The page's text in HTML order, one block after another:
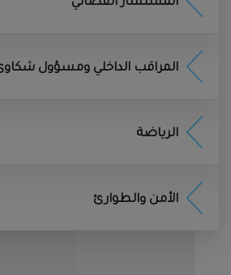
المستشار القضائي
المراقب الداخلي ومسؤول
الرياضة
الأمن والطوارئ
ההרשמה לשירותים. יצירת קשר או
ושפת הדפדפן, נתונים על דפים
מספר זיהוי או מזהה של המכשיר,
מידע באמצעות צ'אט:
נציגי המועצה באמצעות שירות
זה משמש למתן מענה יעיל ומקצועי